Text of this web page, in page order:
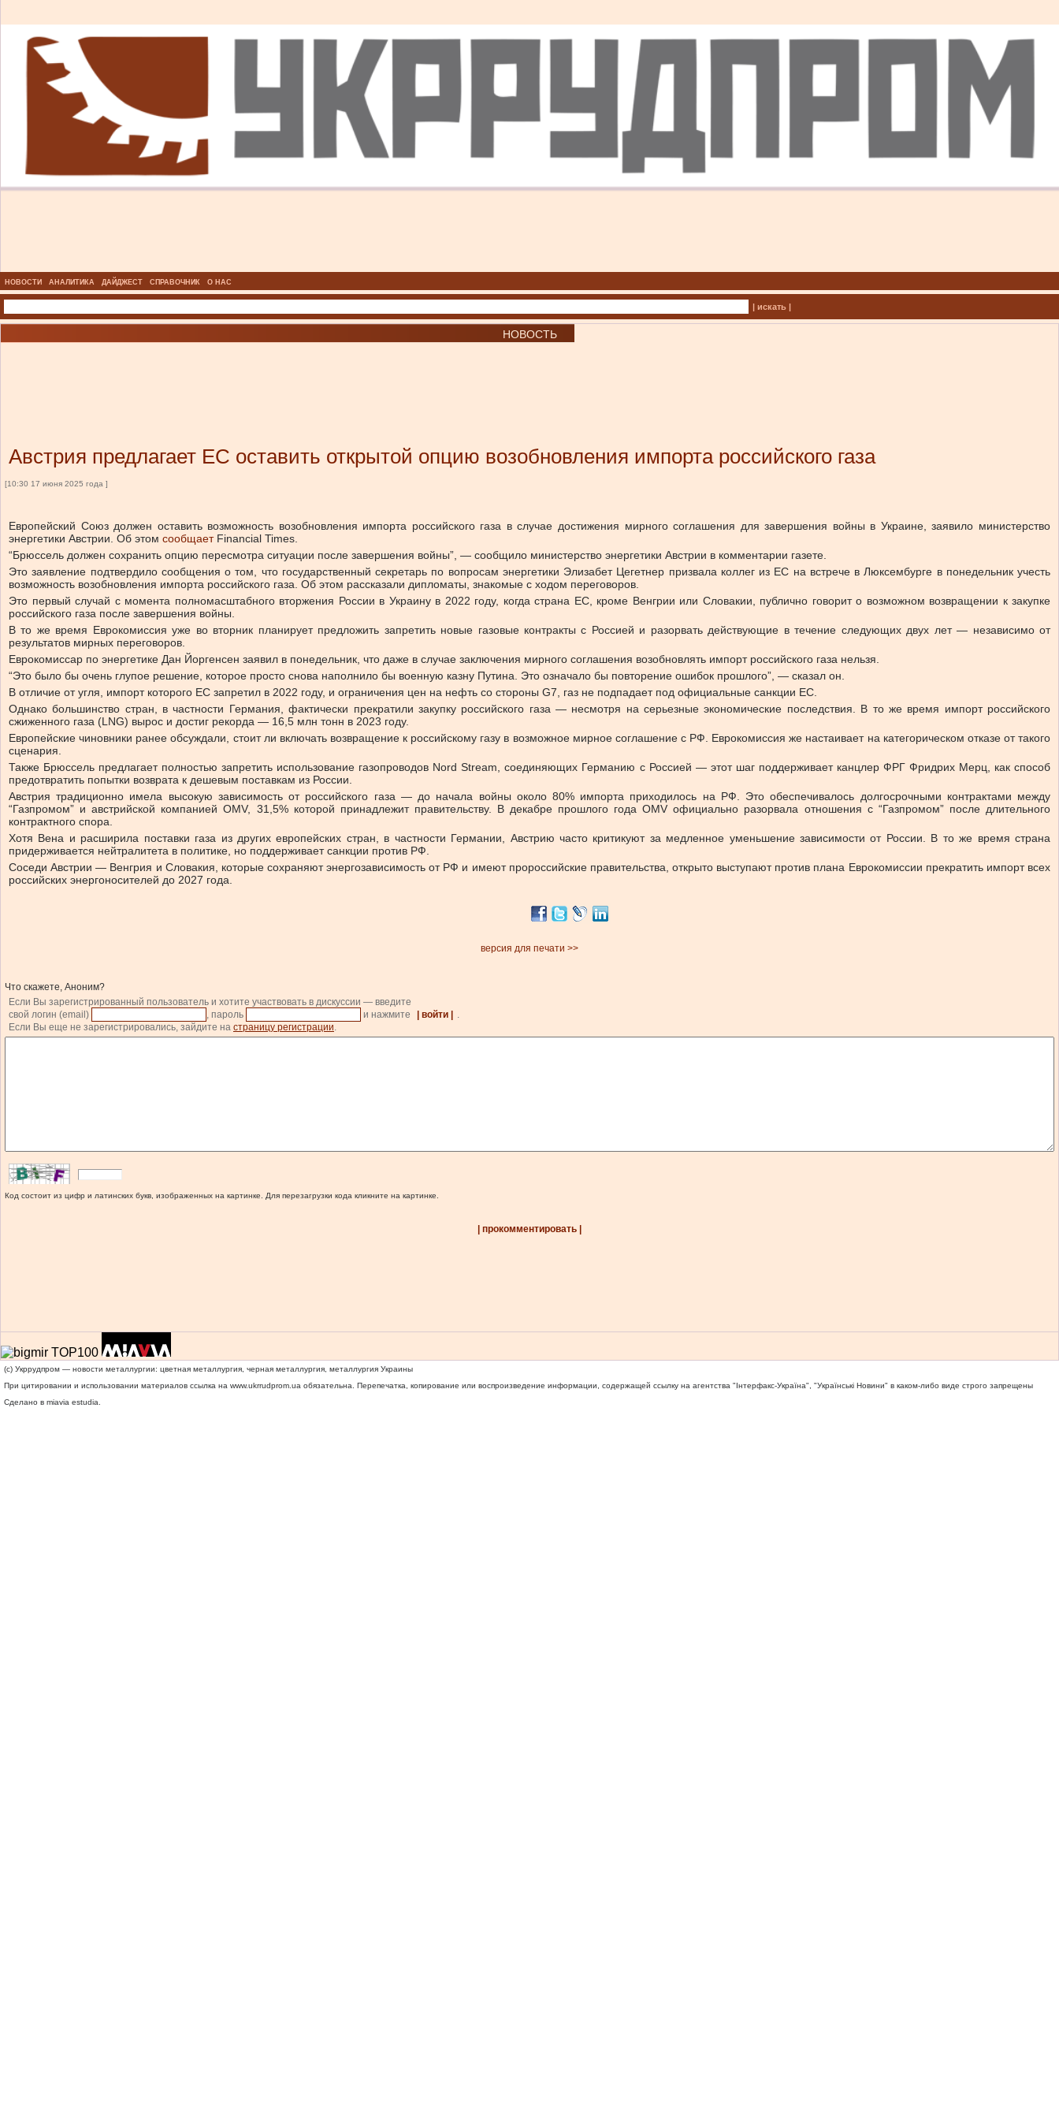
НОВОСТИ АНАЛИТИКА ДАЙДЖЕСТ СПРАВОЧНИК О НАС
| искать |
НОВОСТЬ
Австрия предлагает ЕС оставить открытой опцию возобновления импорта российского газа
[10:30 17 июня 2025 года ]
Европейский Союз должен оставить возможность возобновления импорта российского газа в случае достижения мирного соглашения для завершения войны в Украине, заявило министерство
энергетики Австрии. Об этом сообщаетFinancial Times.
“Брюссель должен сохранить опцию пересмотра ситуации после завершения войны”, — сообщило министерство энергетики Австрии в комментарии газете.
Это заявление подтвердило сообщения о том, что государственный секретарь по вопросам энергетики Элизабет Цегетнер призвала коллег из ЕС на встрече в Люксембурге в понедельник учесть
возможность возобновления импорта российского газа. Об этом рассказали дипломаты, знакомые с ходом переговоров.
Это первый случай с момента полномасштабного вторжения России в Украину в 2022 году, когда страна ЕС, кроме Венгрии или Словакии, публично говорит о возможном возвращении к закупке
российского газа после завершения войны.
В то же время Еврокомиссия уже во вторник планирует предложить запретить новые газовые контракты с Россией и разорвать действующие в течение следующих двух лет — независимо от
результатов мирных переговоров.
Еврокомиссар по энергетике Дан Йоргенсен заявил в понедельник, что даже в случае заключения мирного соглашения возобновлять импорт российского газа нельзя.
“Это было бы очень глупое решение, которое просто снова наполнило бы военную казну Путина. Это означало бы повторение ошибок прошлого”, — сказал он.
В отличие от угля, импорт которого ЕС запретил в 2022 году, и ограничения цен на нефть со стороны G7, газ не подпадает под официальные санкции ЕС.
Однако большинство стран, в частности Германия, фактически прекратили закупку российского газа — несмотря на серьезные экономические последствия. В то же время импорт российского
сжиженного газа (LNG) вырос и достиг рекорда — 16,5 млн тонн в 2023 году.
Европейские чиновники ранее обсуждали, стоит ли включать возвращение к российскому газу в возможное мирное соглашение с РФ. Еврокомиссия же настаивает на категорическом отказе от такого
сценария.
Также Брюссель предлагает полностью запретить использование газопроводов Nord Stream, соединяющих Германию с Россией — этот шаг поддерживает канцлер ФРГ Фридрих Мерц, как способ
предотвратить попытки возврата к дешевым поставкам из России.
Австрия традиционно имела высокую зависимость от российского газа — до начала войны около 80% импорта приходилось на РФ. Это обеспечивалось долгосрочными контрактами между
“Газпромом” и австрийской компанией OMV, 31,5% которой принадлежит правительству. В декабре прошлого года OMV официально разорвала отношения с “Газпромом” после длительного
контрактного спора.
Хотя Вена и расширила поставки газа из других европейских стран, в частности Германии, Австрию часто критикуют за медленное уменьшение зависимости от России. В то же время страна
придерживается нейтралитета в политике, но поддерживает санкции против РФ.
Соседи Австрии — Венгрия и Словакия, которые сохраняют энергозависимость от РФ и имеют пророссийские правительства, открыто выступают против плана Еврокомиссии прекратить импорт всех
российских энергоносителей до 2027 года.
версия для печати >>
Что скажете, Аноним?
Если Вы зарегистрированный пользователь и хотите участвовать в дискуссии — введите
свой логин (email)
, пароль и нажмите | войти |
.
Если Вы еще не зарегистрировались, зайдите на страницу регистрации.
Код состоит из цифр и латинских букв, изображенных на картинке. Для перезагрузки кода кликните на картинке.
| прокомментировать |
(c) Укррудпром — новости металлургии: цветная металлургия, черная металлургия, металлургия Украины
При цитировании и использовании материалов ссылка на www.ukrrudprom.ua обязательна. Перепечатка, копирование или воспроизведение информации, содержащей ссылку на агентства "Iнтерфакс-Україна", "Українськi Новини" в каком-либо виде строго запрещены
Сделано в miavia estudia.